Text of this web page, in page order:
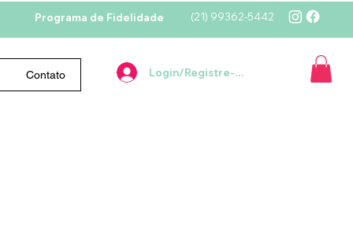
Programa de Fidelidade (21) 99362-5442
Contato Login/Registre-se